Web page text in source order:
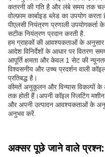
कतरनी की गति है और लंबे समय तक
वोल्फ़ाम कार्बाइड ब्लेड का उपयोग
पीएलसी नियंत्रण प्रणाली
सटीक नियंत्रण प्रदान करती है.
हम ग्राहकों की आवश्यकताओं के
आदेश विनिर्देशों के आधार पर वितरण
आपूर्ति क्षमता और केवल 1 सेट की
विश्वसनीय और उच्च प्रदर्शन वाली
प्रतिबद्ध है।
कीमतें अनुकूलन और विन्यास विकल्पों
तक होती हैं।अपनी कॉइल स्लिटिंग
और अपनी उत्पादन आवश्यकताओं के
अनुभव करें.
अक्सर पूछे जाने वाले प्रश्न: